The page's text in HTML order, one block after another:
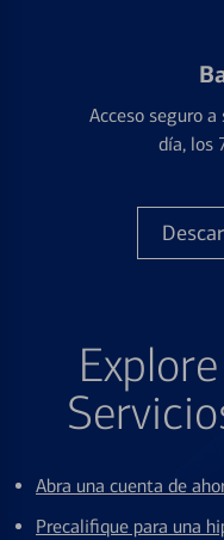
Acceso seguro
día, los
Abra una cuenta de
Precalifique para una